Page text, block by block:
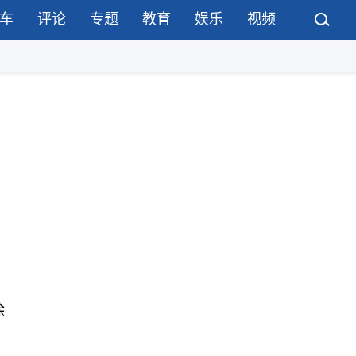
评论 专题 教育 娱乐 视频